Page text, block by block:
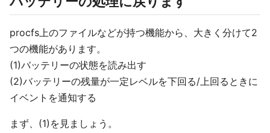
procfs上のファイルなどが持つ機能から、大きく分けて2
つの機能があります。
(1)バッテリーの状態を読み出す
(2)バッテリーの残量が一定レベルを下回る/上回るときに
イベントを通知する
まず、(1)を見ましょう。